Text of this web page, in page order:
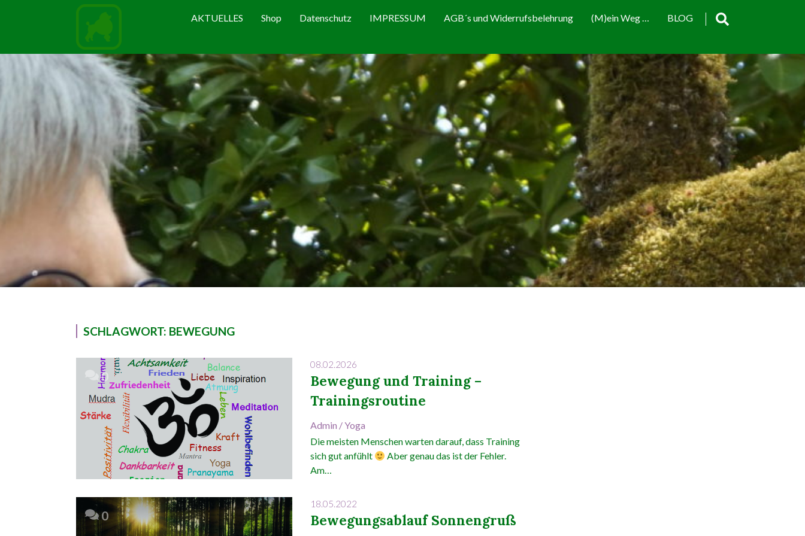
BLOG
(M)ein Weg …
AGB´s und Widerrufsbelehrung
IMPRESSUM
Datenschutz
Shop
AKTUELLES
SCHLAGWORT: BEWEGUNG
0
08.02.2026
Bewegung und Training –
Trainingsroutine
Admin /Yoga
Die meisten Menschen warten darauf, dass Training
sich gut anfühlt
Aber genau das ist der Fehler.
Am…
0
18.05.2022
Bewegungsablauf Sonnengruß